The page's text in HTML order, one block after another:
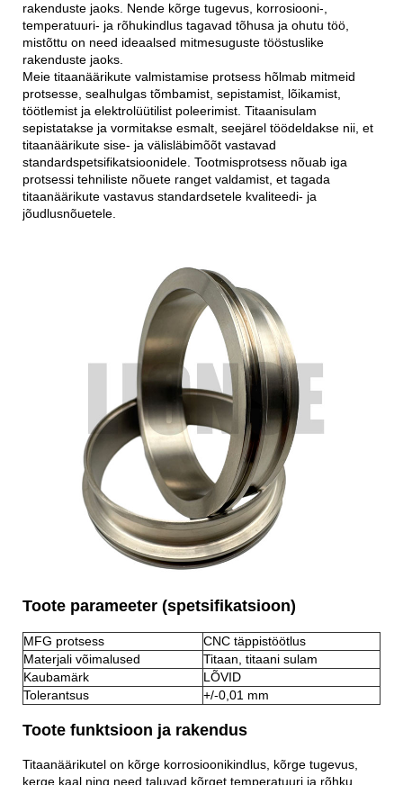
rakenduste jaoks. Nende kõrge tugevus, korrosiooni-,
temperatuuri- ja rõhukindlus tagavad tõhusa ja ohutu töö,
mistõttu on need ideaalsed mitmesuguste tööstuslike
rakenduste jaoks.
Meie titaanäärikute valmistamise protsess hõlmab mitmeid
protsesse, sealhulgas tõmbamist, sepistamist, lõikamist,
töötlemist ja elektrolüütilist poleerimist. Titaanisulam
sepistatakse ja vormitakse esmalt, seejärel töödeldakse nii, et
titaanäärikute sise- ja välisläbimõõt vastavad
standardspetsifikatsioonidele. Tootmisprotsess nõuab iga
protsessi tehniliste nõuete ranget valdamist, et tagada
titaanäärikute vastavus standardsetele kvaliteedi- ja
jõudlusnõuetele.
Toote parameeter (spetsifikatsioon)
MFG protsess
CNC täppistöötlus
Materjali võimalused
Titaan, titaani sulam
Kaubamärk
LÕVID
Tolerantsus
+/-0,01 mm
Toote funktsioon ja rakendus
Titaanäärikutel on kõrge korrosioonikindlus, kõrge tugevus,
kerge kaal ning need taluvad kõrget temperatuuri ja rõhku,